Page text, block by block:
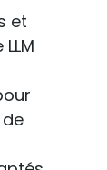
et